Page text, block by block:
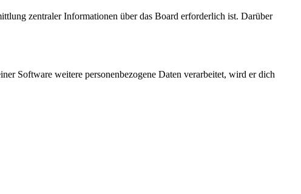
zentraler Informationen über das Board erforderlich ist. Darüber
Software weitere personenbezogene Daten verarbeitet, wird er dich